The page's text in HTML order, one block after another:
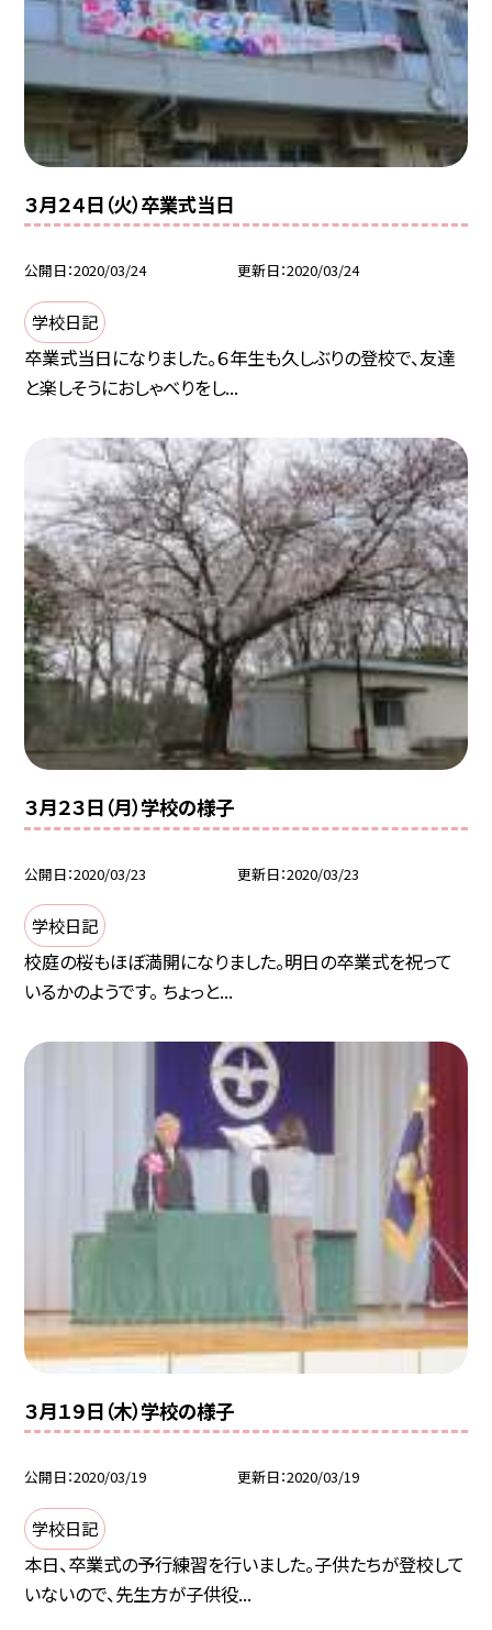
３月２４日（火）卒業式当日
公開日 2020/03/24 更新日 2020/03/24
学校日記
卒業式当日になりました。６年生も久しぶりの登校で、友達
と楽しそうにおしゃべりをし...
３月２３日（月）学校の様子
公開日 2020/03/23 更新日 2020/03/23
学校日記
校庭の桜もほぼ満開になりました。明日の卒業式を祝って
いるかのようです。 ちょっと...
３月１９日（木）学校の様子
公開日 2020/03/19 更新日 2020/03/19
学校日記
本日、卒業式の予行練習を行いました。子供たちが登校して
いないので、先生方が子供役...